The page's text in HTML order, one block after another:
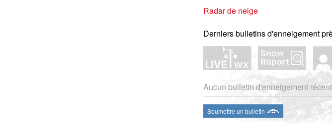
Radar de neige
Derniers bulletins d'enneigement
Aucun bulletin d'enneigement récent
Soumettre un bulletin